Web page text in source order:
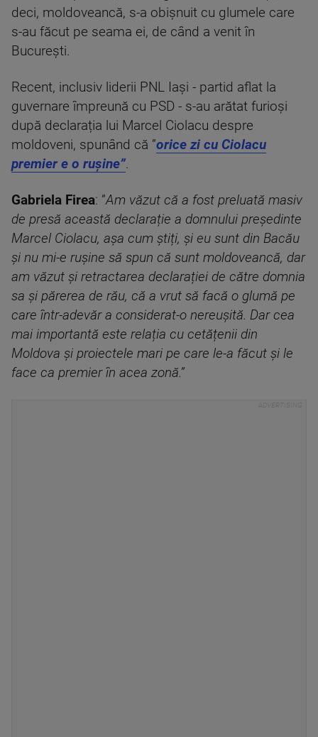
deci, moldoveancă, s-a obișnuit cu glumele care
s-au făcut pe seama ei, de când a venit în
București.
Recent, inclusiv liderii PNL Iași - partid aflat la
guvernare împreună cu PSD - s-au arătat furioși
după declarația lui Marcel Ciolacu despre
moldoveni, spunând că ”orice zi cu Ciolacu
premier e o rușine”.
Gabriela Firea: ”Am văzut că a fost preluată masiv
de presă această declarație a domnului președinte
Marcel Ciolacu, așa cum știți, și eu sunt din Bacău
și nu mi-e rușine să spun că sunt moldoveancă, dar
am văzut și retractarea declarației de către domnia
sa și părerea de rău, că a vrut să facă o glumă pe
care într-adevăr a considerat-o nereușită. Dar cea
mai importantă este relația cu cetățenii din
Moldova și proiectele mari pe care le-a făcut și le
face ca premier în acea zonă.”